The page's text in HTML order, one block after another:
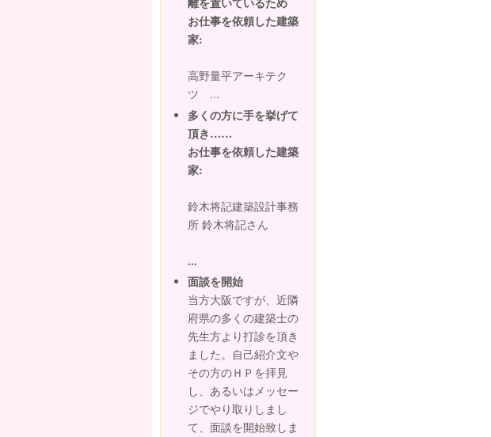
お仕事を依頼した建築
家:
高野量平アーキテク
ツ ...
多くの方に手を挙げて
頂き……
お仕事を依頼した建築
家:
鈴木将記建築設計事務
所 鈴木将記さん
...
面談を開始
当方大阪ですが、近隣
府県の多くの建築士の
先生方より打診を頂き
ました。自己紹介文や
その方のＨＰを拝見
し、あるいはメッセー
ジでやり取りしまし
て、面談を開始致しま